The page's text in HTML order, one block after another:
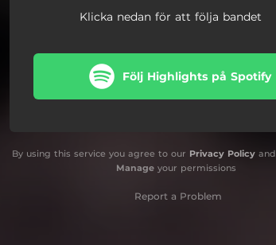
Klicka nedan för att följa bandet
Följ Highlights på Spotify
By using this service you agree to our Privacy Policy and
Manageyour permissions
Report a Problem